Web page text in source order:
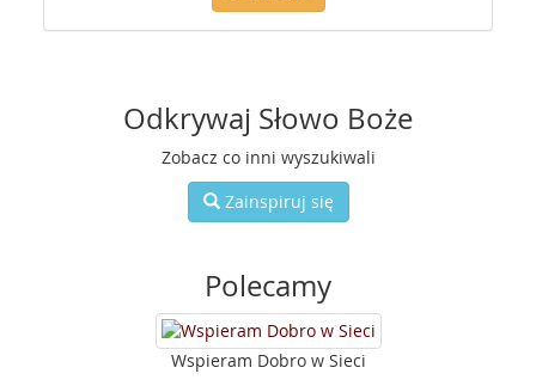
Odkrywaj Słowo Boże
Zobacz co inni wyszukiwali
Zainspiruj się
Polecamy
Wspieram Dobro w Sieci